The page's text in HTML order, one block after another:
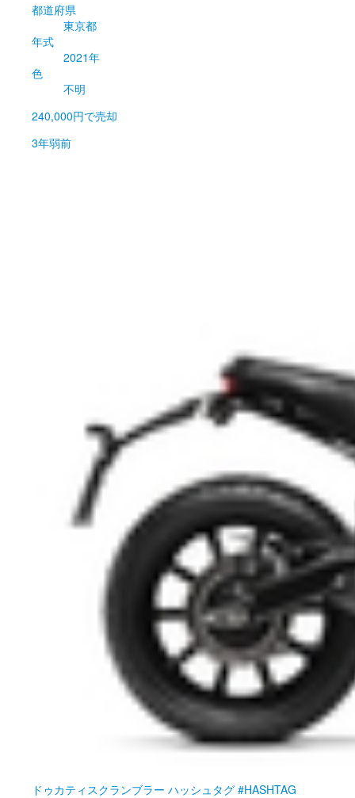
都道府県
東京都
年式
2021年
色
不明
240,000円で売却
3年弱前
ドゥカティ スクランブラー ハッシュタグ #HASHTAG